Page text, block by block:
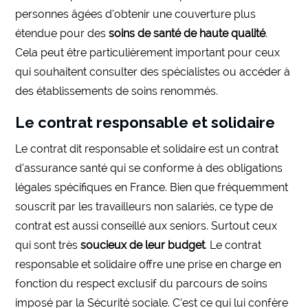
personnes âgées d’obtenir une couverture plus
étendue pour dessoins de santé de haute qualité.
Cela peut être particulièrement important pour ceux
qui souhaitent consulter des spécialistes ou accéder à
des établissements de soins renommés.
Le contrat responsable et solidaire
Le contrat dit responsable et solidaire est un contrat
d’assurance santé qui se conforme à des obligations
légales spécifiques en France. Bien que fréquemment
souscrit par les travailleurs non salariés, ce type de
contrat est aussi conseillé aux seniors. Surtout ceux
qui sont très soucieux de leur budget. Le contrat
responsable et solidaire offre une prise en charge en
fonction du respect exclusif du parcours de soins
imposé par la Sécurité sociale. C’est ce qui lui confère